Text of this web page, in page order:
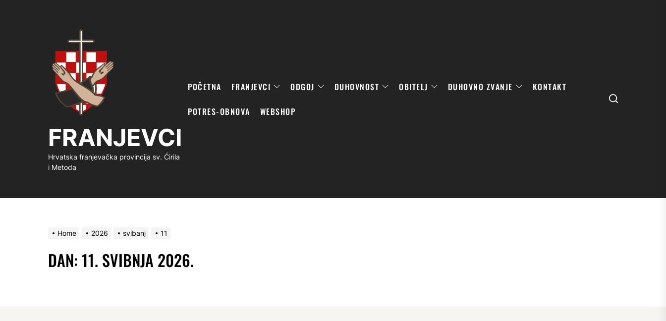
FRANJEVCI
Hrvatska franjevačka provincija sv. Ćirila
i Metoda
POČETNA FRANJEVCI ODGOJ DUHOVNOST OBITELJ DUHOVNO ZVANJE KONTAKT
POTRES-OBNOVA WEBSHOP
Search
Home 2026 svibanj 11
DAN:11. SVIBNJA 2026.